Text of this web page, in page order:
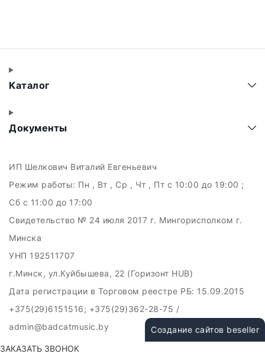
Каталог
Документы
ИП Шелкович Виталий Евгеньевич
Режим работы: Пн , Вт , Ср , Чт , Пт c 10:00 до 19:00 ;
Сб c 11:00 до 17:00
Свидетельство № 24 июля 2017 г. Мингорисполком г.
Минска
УНП 192511707
г.Минск, ул.Куйбышева, 22 (Горизонт HUB)
Дата регистрации в Торговом реестре РБ: 15.09.2015
+375(29)6151516; +375(29)362-28-75 /
admin@badcatmusic.by
Создание сайтов beseller
ЗАКАЗАТЬ ЗВОНОК